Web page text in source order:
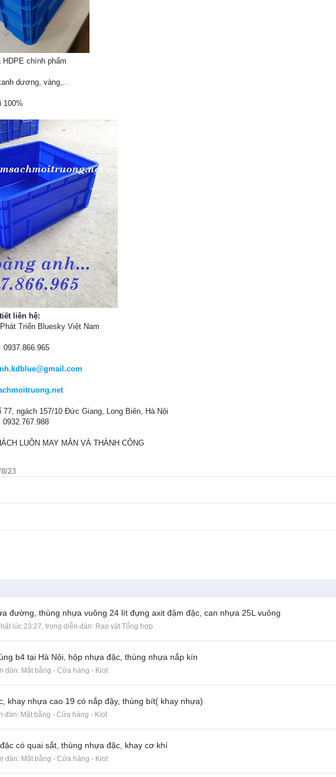
chính phẩm
dương, vàng,..
100%
liên hệ:
Triển Bluesky Việt Nam
ngách 157/10 Đức Giang, Long Biên, Hà Nội
LUÔN MAY MẮN VÀ THÀNH CÔNG
8/23
đường, thùng nhựa vuông 24 lít đựng axit đậm đặc, can nhựa 25L vuông
lúc 23:27, trong diễn đàn: Rao vặt Tổng hợp
b4 tại Hà Nội, hộp nhựa đặc, thùng nhựa nắp kín
đàn: Mặt bằng - Cửa hàng - Kiot
khay nhựa cao 19 có nắp đậy, thùng bít( khay nhựa)
đàn: Mặt bằng - Cửa hàng - Kiot
có quai sắt, thùng nhựa đặc, khay cơ khí
đàn: Mặt bằng - Cửa hàng - Kiot